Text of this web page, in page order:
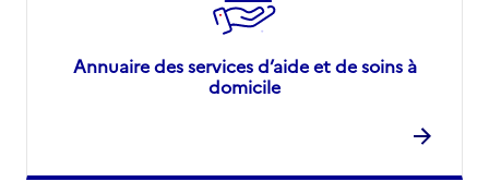
Annuaire des services d’aide et de soins à
domicile